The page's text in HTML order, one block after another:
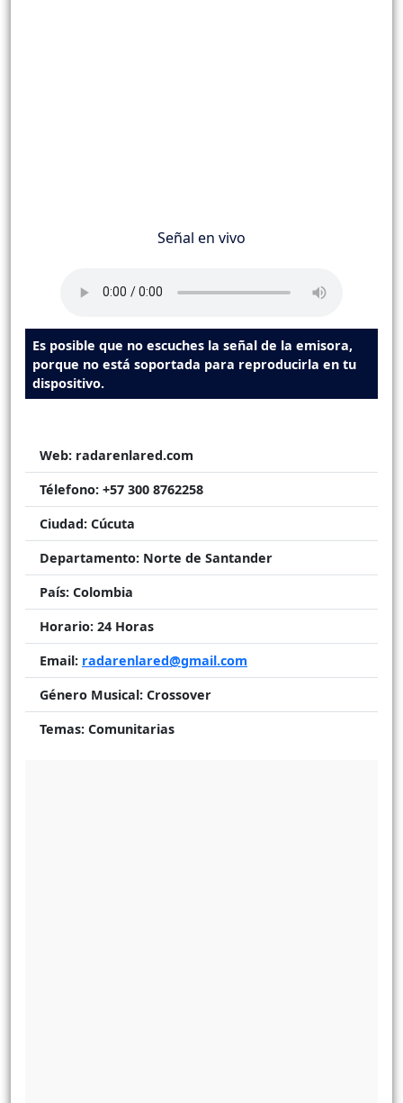
Señal en vivo
Es posible que no escuches la señal de la emisora,
porque no está soportada para reproducirla en tu
dispositivo.
Web: radarenlared.com
Télefono: +57 300 8762258
Ciudad: Cúcuta
Departamento: Norte de Santander
País: Colombia
Horario: 24 Horas
Email: radarenlared@gmail.com
Género Musical: Crossover
Temas: Comunitarias